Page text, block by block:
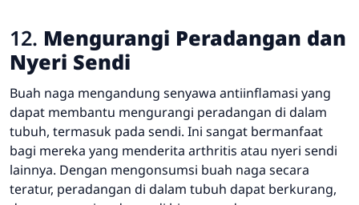
12. Mengurangi Peradangan dan
Nyeri Sendi
Buah naga mengandung senyawa antiinflamasi yang
dapat membantu mengurangi peradangan di dalam
tubuh, termasuk pada sendi. Ini sangat bermanfaat
bagi mereka yang menderita arthritis atau nyeri sendi
lainnya. Dengan mengonsumsi buah naga secara
teratur, peradangan di dalam tubuh dapat berkurang,